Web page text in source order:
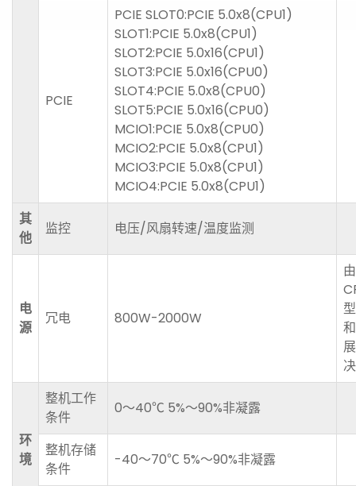
PCIE
PCIE SLOT0:PCIE 5.0x8(CPU1)
SLOT1:PCIE 5.0x8(CPU1)
SLOT2:PCIE 5.0x16(CPU1)
SLOT3:PCIE 5.0x16(CPU0)
SLOT4:PCIE 5.0x8(CPU0)
SLOT5:PCIE 5.0x16(CPU0)
MCIO1:PCIE 5.0x8(CPU0)
MCIO2:PCIE 5.0x8(CPU1)
MCIO3:PCIE 5.0x8(CPU1)
MCIO4:PCIE 5.0x8(CPU1)
其
他
监控 电压/风扇转速/温度监测
电
源
冗电 800W-2000W
由
环
境
整机工作
条件
0〜40℃ 5%〜90%非凝露
整机存储
条件
-40〜70℃ 5%〜90%非凝露